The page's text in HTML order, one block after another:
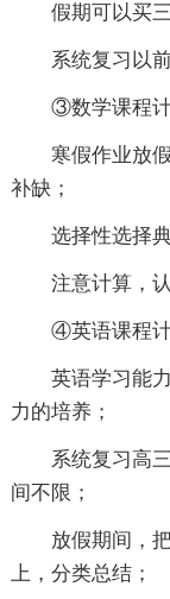
假期可以买
系统复习以
③数学课程
寒假作业放
补缺；
选择性选择
注意计算，
④英语课程
英语学习能
力的培养；
系统复习高
间不限；
放假期间，
上，分类总结；